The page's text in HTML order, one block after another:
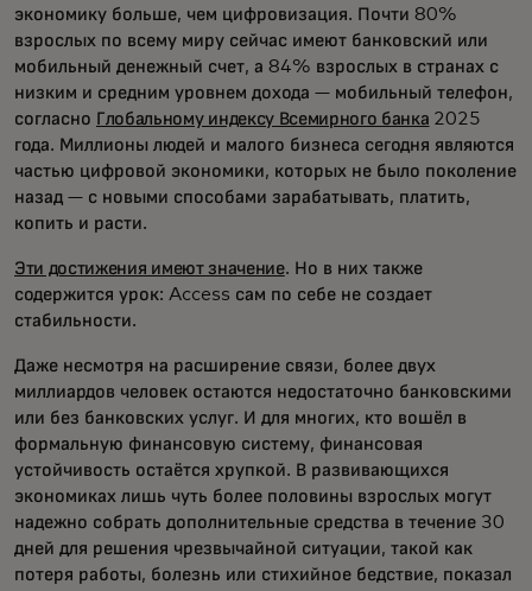
экономику больше, чем цифровизация. Почти 80%
взрослых по всему миру сейчас имеют банковский или
мобильный денежный счет, а 84% взрослых в странах с
низким и средним уровнем дохода — мобильный телефон,
согласно Глобальному индексу Всемирного банка 2025
года. Миллионы людей и малого бизнеса сегодня являются
частью цифровой экономики, которых не было поколение
назад — с новыми способами зарабатывать, платить,
копить и расти.
Эти достижения имеют значение. Но в них также
содержится урок: Access сам по себе не создает
стабильности.
Даже несмотря на расширение связи, более двух
миллиардов человек остаются недостаточно банковскими
или без банковских услуг. И для многих, кто вошёл в
формальную финансовую систему, финансовая
устойчивость остаётся хрупкой. В развивающихся
экономиках лишь чуть более половины взрослых могут
надежно собрать дополнительные средства в течение 30
дней для решения чрезвычайной ситуации, такой как
потеря работы, болезнь или стихийное бедствие, показал